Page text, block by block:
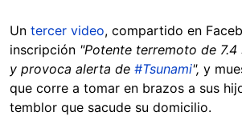
Un tercer video, compartido en
inscripción "Potente terremoto de 7.4
y provoca alerta de #Tsunami", y
que corre a tomar en brazos a sus
temblor que sacude su domicilio.